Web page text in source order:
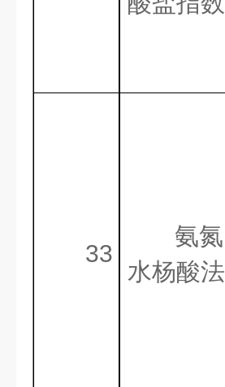
33
氨氮
水杨酸法